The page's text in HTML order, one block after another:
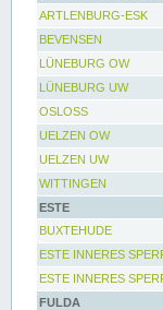
ARTLENBURG-ESK
BEVENSEN
LÜNEBURG OW
LÜNEBURG UW
OSLOSS
UELZEN OW
UELZEN UW
WITTINGEN
ESTE
BUXTEHUDE
ESTE INNERES
ESTE INNERES
FULDA